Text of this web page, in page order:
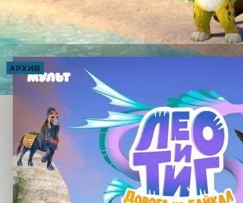
АРХИВ